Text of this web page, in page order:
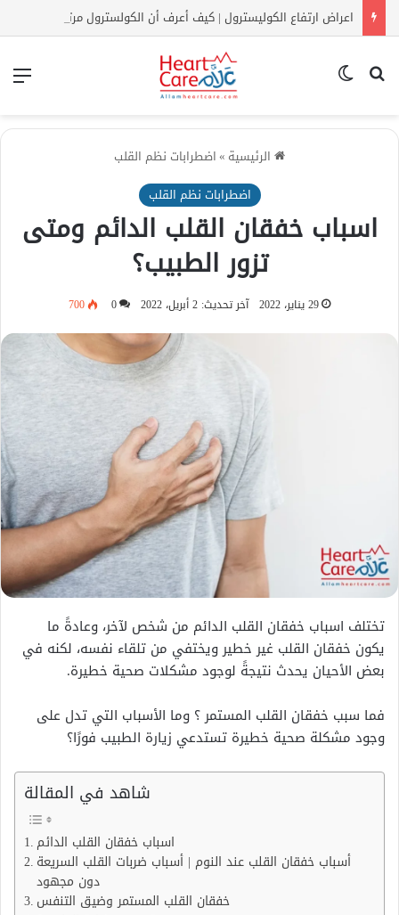
بحث عن
الرئيسية »اضطرابات نظم القلب
اضطرابات نظم القلب
اسباب خفقان القلب الدائم ومتى
تزور الطبيب؟
29 يناير، 2022 آخر تحديث: 2 أبريل، 2022 0
700
تختلف اسباب خفقان القلب الدائم من شخص لآخر، وعادةً ما
يكون خفقان القلب غير خطير ويختفي من تلقاء نفسه، لكنه في
بعض الأحيان يحدث نتيجةً لوجود مشكلات صحية خطيرة.
فما سبب خفقان القلب المستمر ؟ وما الأسباب التي تدل على
وجود مشكلة صحية خطيرة تستدعي زيارة الطبيب فورًا؟
شاهد في المقالة
اسباب خفقان القلب الدائم
أسباب خفقان القلب عند النوم | أسباب ضربات القلب السريعة
دون مجهود
خفقان القلب المستمر وضيق التنفس